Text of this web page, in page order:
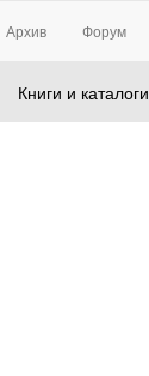
Архив Форум
Книги и каталоги